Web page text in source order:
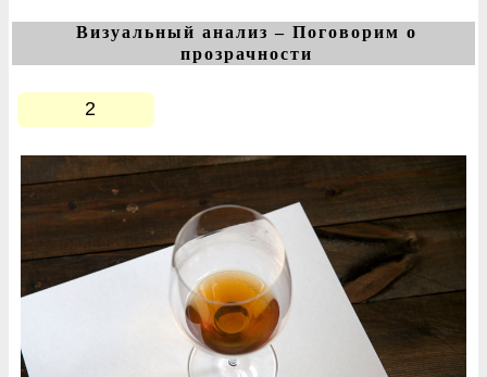
Визуальный анализ – Поговорим о
прозрачности
2